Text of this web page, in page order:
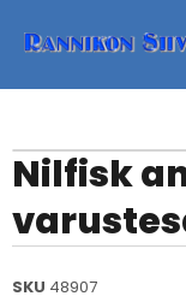
Nilfisk
SKU 48907